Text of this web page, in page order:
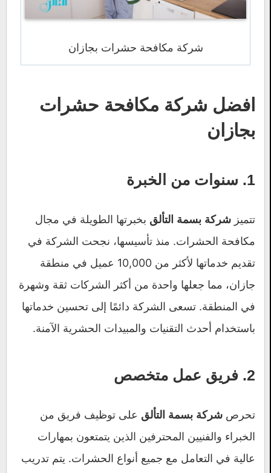
شركة مكافحة حشرات بجازان
افضل شركة مكافحة حشرات
بجازان
1. سنوات من الخبرة
تتميز شركة بسمة التألق بخبرتها الطويلة في مجال
مكافحة الحشرات. منذ تأسيسها، نجحت الشركة في
تقديم خدماتها لأكثر من 10,000 عميل في منطقة
جازان، مما جعلها واحدة من أكثر الشركات ثقة وشهرة
في المنطقة. تسعى الشركة دائمًا إلى تحسين خدماتها
باستخدام أحدث التقنيات والمبيدات الحشرية الآمنة.
2. فريق عمل متخصص
تحرص شركة بسمة التألق على توظيف فريق من
الخبراء والفنيين المحترفين الذين يتمتعون بمهارات
عالية في التعامل مع جميع أنواع الحشرات. يتم تدريب